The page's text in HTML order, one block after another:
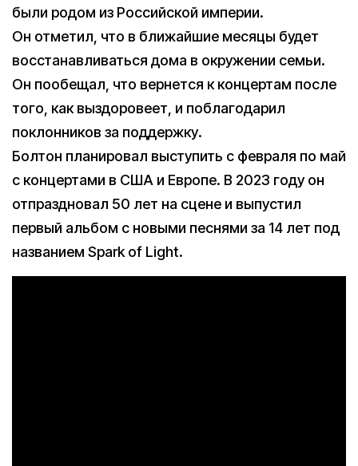
были родом из Российской империи.
Он отметил, что в ближайшие месяцы будет
восстанавливаться дома в окружении семьи.
Он пообещал, что вернется к концертам после
того, как выздоровеет, и поблагодарил
поклонников за поддержку.
Болтон планировал выступить с февраля по май
с концертами в США и Европе. В 2023 году он
отпраздновал 50 лет на сцене и выпустил
первый альбом с новыми песнями за 14 лет под
названием Spark of Light.